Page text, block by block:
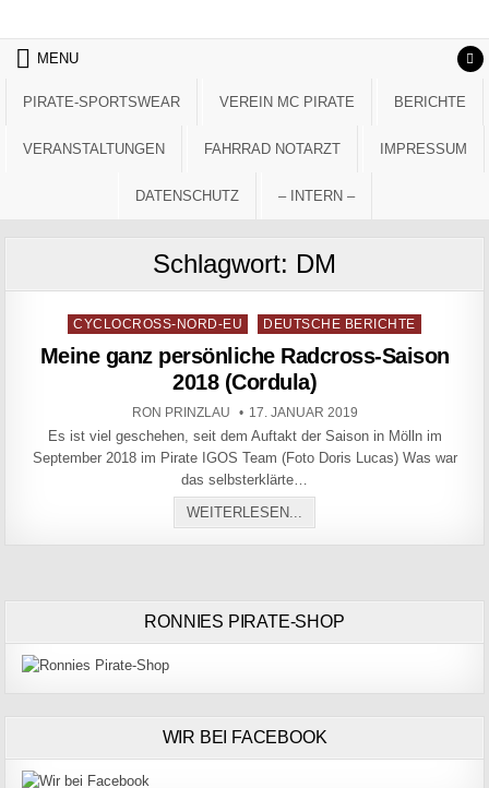
MENU
PIRATE-SPORTSWEAR VEREIN MC PIRATE BERICHTE
VERANSTALTUNGEN FAHRRAD NOTARZT IMPRESSUM
DATENSCHUTZ – INTERN –
Schlagwort: DM
Posted in
CYCLOCROSS-NORD-EU DEUTSCHE BERICHTE
Meine ganz persönliche Radcross-Saison
2018 (Cordula)
AUTHOR:
RON PRINZLAU PUBLISHED DATE:
17. JANUAR 2019
Es ist viel geschehen, seit dem Auftakt der Saison in Mölln im
September 2018 im Pirate IGOS Team (Foto Doris Lucas) Was war
das selbsterklärte…
WEITERLESEN...
RONNIES PIRATE-SHOP
WIR BEI FACEBOOK